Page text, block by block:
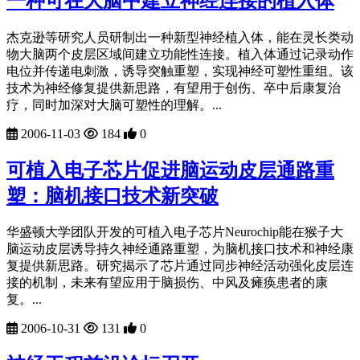
杰克逊等研究人员研制出一种新型神经植入体，能在灵长类动
物大脑两个皮层区域间建立功能性连接。植入体通过记录动作
电位并传递电刺激，诱导突触重塑，实现神经可塑性重组。该
技术为神经修复提供新思路，有望用于创伤、卒中后康复治
疗，同时加深对大脑可塑性的理解。...
2006-11-03 184 0
可植入电子芯片促进脑运动皮层通路重
塑：脑机接口技术新突破
华盛顿大学团队开发的可植入电子芯片Neurochip能在猴子大
脑运动皮层诱导持久神经通路重塑，为脑机接口技术和神经康
复提供新思路。研究揭示了芯片通过同步神经活动强化皮层连
接的机制，未来有望应用于脑损伤、中风及瘫痪患者的康
复。...
2006-10-31 131 0